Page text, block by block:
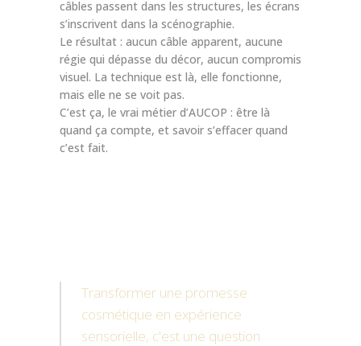
câbles passent dans les structures, les écrans
s’inscrivent dans la scénographie.
Le résultat : aucun câble apparent, aucune
régie qui dépasse du décor, aucun compromis
visuel. La technique est là, elle fonctionne,
mais elle ne se voit pas.
C’est ça, le vrai métier d’AUCOP : être là
quand ça compte, et savoir s’effacer quand
c’est fait.
Transformer une promesse
cosmétique en expérience
sensorielle, c'est une question